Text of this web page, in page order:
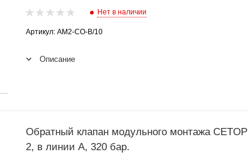
Нет в наличии
Артикул: AM2-CO-B/10
Описание
Обратный клапан модульного монтажа CETOP
2, в линии A, 320 бар.